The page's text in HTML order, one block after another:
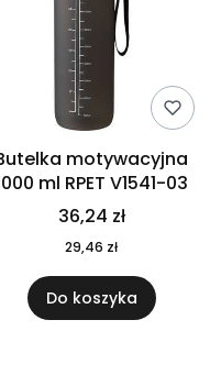
motywacyjna
ml RPET V1541-03
36,24 zł
29,46 zł
Do koszyka